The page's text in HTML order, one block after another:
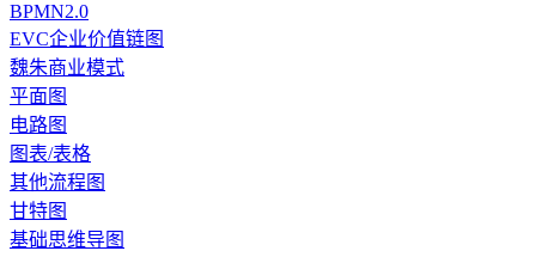
BPMN2.0
EVC企业价值链图
魏朱商业模式
平面图
电路图
图表/表格
其他流程图
甘特图
基础思维导图